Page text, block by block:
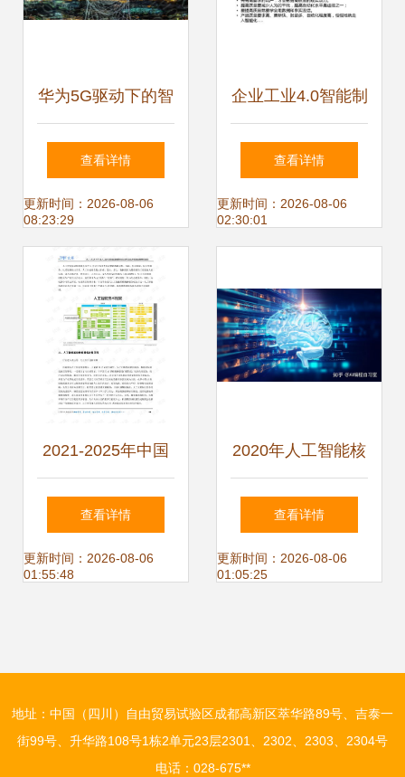
华为5G驱动下的智
慧零售新生态 小程
序与AI系统集成服
务融合创新
查看详情
更新时间：2026-08-06
08:23:29
企业工业4.0智能制
造转型 路径、系统
集成服务与核心注
查看详情
更新时间：2026-08-06
02:30:01
2021-2025年中国
人工智能基础数据
服务行业调研及品
查看详情
更新时间：2026-08-06
01:55:48
2020年人工智能核
心技术盘点与行业
应用系统集成服务
查看详情
更新时间：2026-08-06
01:05:25
地址：中国（四川）自由贸易试验区成都高新区萃华路89号、吉泰一
街99号、升华路108号1栋2单元23层2301、2302、2303、2304号
电话：028-675**